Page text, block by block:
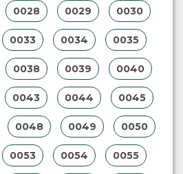
0028 0029 0030
0033 0034 0035
0038 0039 0040
0043 0044 0045
0048 0049 0050
0053 0054 0055